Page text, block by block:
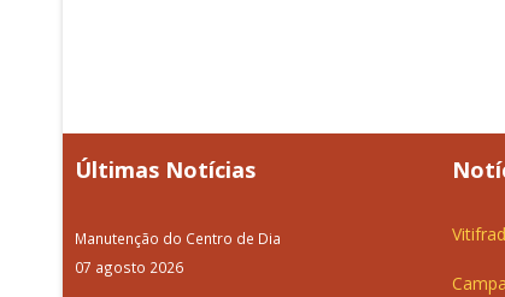
Últimas Notícias
Manutenção do Centro de Dia
07 agosto 2026